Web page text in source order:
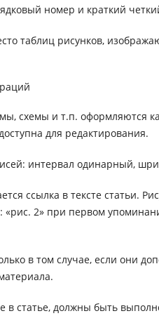
номер и краткий
таблиц рисунков,
схемы и т.п. оформляются
для редактирования.
интервал одинарный,
ссылка в тексте статьи.
2» при первом
в том случае, если они
статье, должны быть